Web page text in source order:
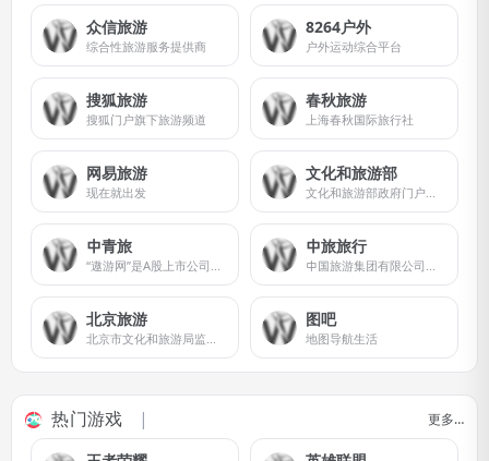
众信旅游
综合性旅游服务提供商
8264户外
户外运动综合平台
搜狐旅游
搜狐门户旗下旅游频道
春秋旅游
上海春秋国际旅行社
网易旅游
现在就出发
文化和旅游部
文化和旅游部政府门户网站由中华人民共和国文化和旅游部主办，文化和旅游部办公厅主管，委托文化和旅游部信息中心负责规划、建设和管理，是文化和旅游部电子政务和信息化的重要组成部分。
中青旅
“遨游网”是A股上市公司中青旅控股股份有限公司（600138）旗下中青旅遨游科技发展有限公司在互联网时代打造的品质旅行生活平台，移动端品牌为遨游旅行APP。
中旅旅行
中国旅游集团有限公司暨香港中旅(集团)有限公司是中央直接管理的国有重要骨干企业，也是总部在香港的中央企业之一。
北京旅游
北京市文化和旅游局监管的非营利性网站
图吧
地图导航生活
热门游戏 更多…